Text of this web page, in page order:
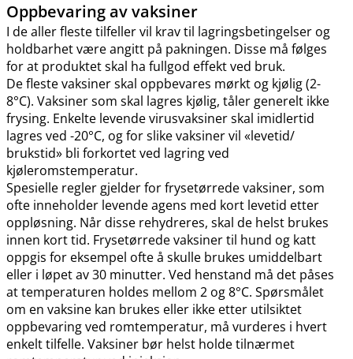
Oppbevaring av vaksiner
I de aller fleste tilfeller vil krav til lagringsbetingelser og
holdbarhet være angitt på pakningen. Disse må følges
for at produktet skal ha fullgod effekt ved bruk.
De fleste vaksiner skal oppbevares mørkt og kjølig (2-
8°C). Vaksiner som skal lagres kjølig, tåler generelt ikke
frysing. Enkelte levende virusvaksiner skal imidlertid
lagres ved -20°C, og for slike vaksiner vil «levetid​/​
brukstid» bli forkortet ved lagring ved
kjøleromstemperatur.
Spesielle regler gjelder for frysetørrede vaksiner, som
ofte inneholder levende agens med kort levetid etter
oppløsning. Når disse rehydreres, skal de helst brukes
innen kort tid. Frysetørrede vaksiner til hund og katt
oppgis for eksempel ofte å skulle brukes umiddelbart
eller i løpet av 30 minutter. Ved henstand må det påses
at temperaturen holdes mellom 2 og 8°C. Spørsmålet
om en vaksine kan brukes eller ikke etter utilsiktet
oppbevaring ved romtemperatur, må vurderes i hvert
enkelt tilfelle. Vaksiner bør helst holde tilnærmet